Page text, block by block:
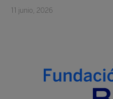
11 junio, 2026